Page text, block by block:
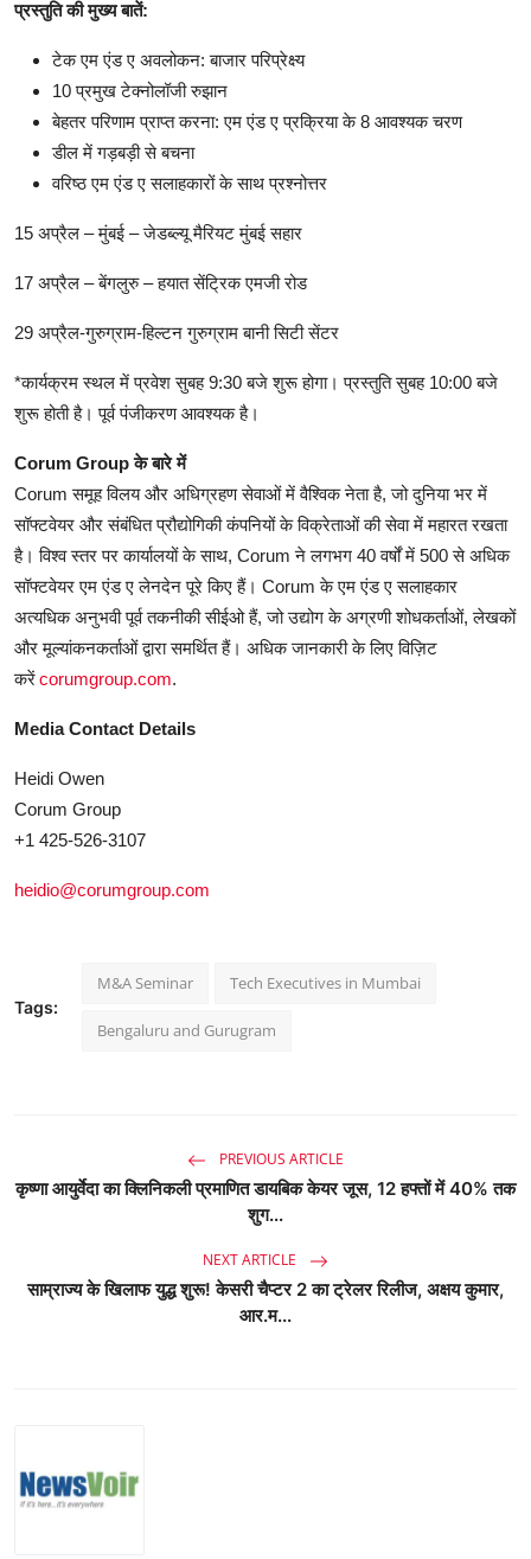
प्रस्तुति की मुख्य बातें:
टेक एम एंड ए अवलोकन: बाजार परिप्रेक्ष्य
10 प्रमुख टेक्नोलॉजी रुझान
बेहतर परिणाम प्राप्त करना: एम एंड ए प्रक्रिया के 8 आवश्यक चरण
डील में गड़बड़ी से बचना
वरिष्ठ एम एंड ए सलाहकारों के साथ प्रश्नोत्तर
15 अप्रैल – मुंबई – जेडब्ल्यू मैरियट मुंबई सहार
17 अप्रैल – बेंगलुरु – हयात सेंट्रिक एमजी रोड
29 अप्रैल-गुरुग्राम-हिल्टन गुरुग्राम बानी सिटी सेंटर
*कार्यक्रम स्थल में प्रवेश सुबह 9:30 बजे शुरू होगा। प्रस्तुति सुबह 10:00 बजे
शुरू होती है। पूर्व पंजीकरण आवश्यक है।
Corum Group के बारे में
Corum समूह विलय और अधिग्रहण सेवाओं में वैश्विक नेता है, जो दुनिया भर में
सॉफ्टवेयर और संबंधित प्रौद्योगिकी कंपनियों के विक्रेताओं की सेवा में महारत रखता
है। विश्व स्तर पर कार्यालयों के साथ, Corum ने लगभग 40 वर्षों में 500 से अधिक
सॉफ्टवेयर एम एंड ए लेनदेन पूरे किए हैं। Corum के एम एंड ए सलाहकार
अत्यधिक अनुभवी पूर्व तकनीकी सीईओ हैं, जो उद्योग के अग्रणी शोधकर्ताओं, लेखकों
और मूल्यांकनकर्ताओं द्वारा समर्थित हैं। अधिक जानकारी के लिए विज़िट
करेंcorumgroup.com.
Media Contact Details
Heidi Owen
Corum Group
+1 425-526-3107
heidio@corumgroup.com
Tags:
M&A Seminar Tech Executives in Mumbai
Bengaluru and Gurugram
PREVIOUS ARTICLE
कृष्णा आयुर्वेदा का क्लिनिकली प्रमाणित डायबिक केयर जूस, 12 हफ्तों में 40% तक
शुग...
NEXT ARTICLE
साम्राज्य के खिलाफ युद्ध शुरू! केसरी चैप्टर 2 का ट्रेलर रिलीज, अक्षय कुमार,
आर.म...